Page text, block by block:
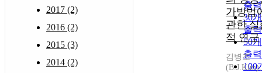
2017 (2)
2016 (2)
2015 (3)
2014 (2)
출력
30
출력
50
출력
100
가방법
관한 실
적 연구
김병조